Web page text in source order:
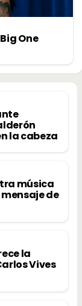
One
la cabeza
música
de
la
Vives